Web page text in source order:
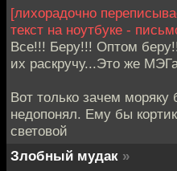
[лихорадочно
текст на ноутбуке -
Все!!! Беру!!! Оптом
их раскручу...Это же
Вот только зачем моряку
недопонял. Ему бы
световой
Злобный мудак »